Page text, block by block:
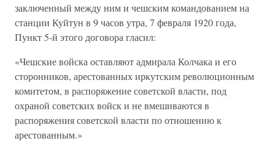
заключенный между ним и чешским командованием на
станции Куйтун в 9 часов утра, 7 февраля 1920 года,
Пункт 5-й этого договора гласил:
«Чешские войска оставляют адмирала Колчака и его
сторонников, арестованных иркутским революционным
комитетом, в распоряжение советской власти, под
охраной советских войск и не вмешиваются в
распоряжения советской власти по отношению к
арестованным.»